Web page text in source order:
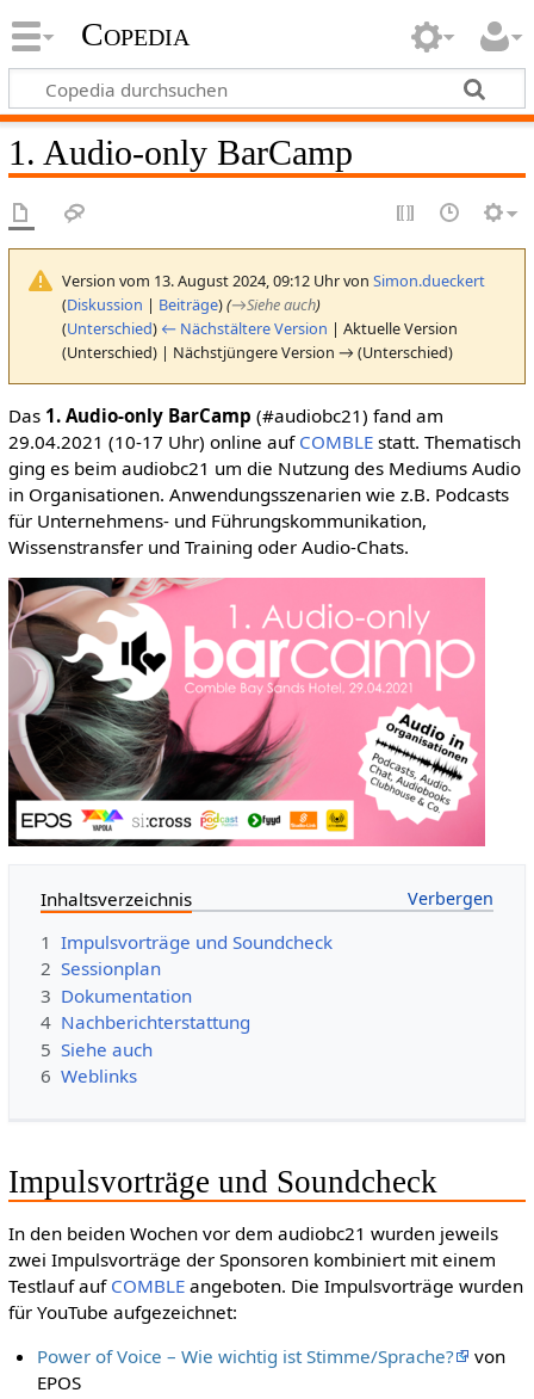
Copedia
1. Audio-only BarCamp
Version vom 13. August 2024, 09:12 Uhr von Simon.dueckert
(Diskussion | Beiträge)(→Siehe auch)
(Unterschied) ← Nächstältere Version | Aktuelle Version
(Unterschied) | Nächstjüngere Version → (Unterschied)
Das 1. Audio-only BarCamp (#audiobc21) fand am
29.04.2021 (10-17 Uhr) online auf COMBLEstatt. Thematisch
ging es beim audiobc21 um die Nutzung des Mediums Audio
in Organisationen. Anwendungsszenarien wie z.B. Podcasts
für Unternehmens- und Führungskommunikation,
Wissenstransfer und Training oder Audio-Chats.
Inhaltsverzeichnis
1 Impulsvorträge und Soundcheck
2 Sessionplan
3 Dokumentation
4 Nachberichterstattung
5 Siehe auch
6 Weblinks
Impulsvorträge und Soundcheck
In den beiden Wochen vor dem audiobc21 wurden jeweils
zwei Impulsvorträge der Sponsoren kombiniert mit einem
Testlauf auf COMBLEangeboten. Die Impulsvorträge wurden
für YouTube aufgezeichnet:
Power of Voice – Wie wichtig ist Stimme/Sprache?
von
EPOS